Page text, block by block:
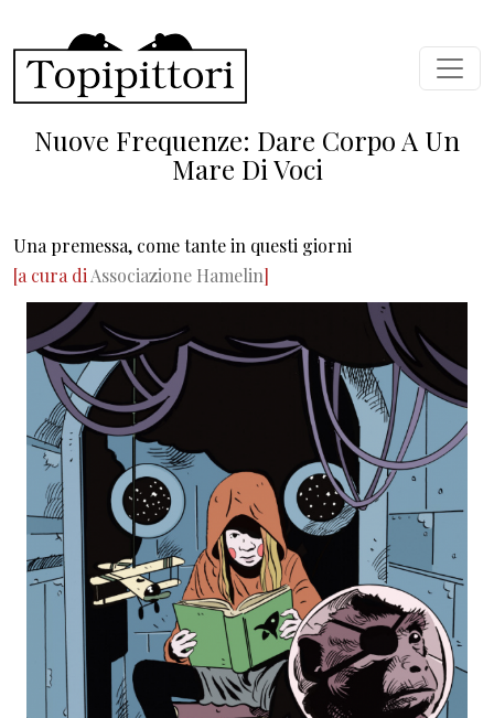
Nuove Frequenze: Dare Corpo A Un
Mare Di Voci
Una premessa, come tante in questi giorni
[a cura di Associazione Hamelin]